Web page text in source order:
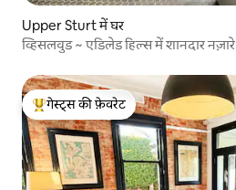
Upper Sturt में घर
व्हिसलवुड ~ एडिलेड हिल्स में शानदार नज़ारे
गेस्ट्स का टॉप फ़ेवरेट
गेस्ट्स की फ़ेवरेट